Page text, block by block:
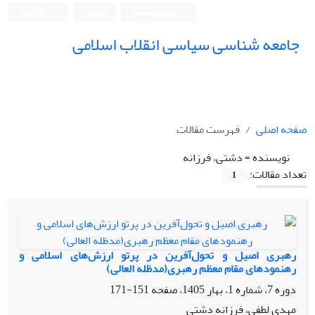
جامعه شناسی سیاسی انقلاب اسلامی
صفحه اصلی
فهرست مقالات
نویسنده =دشتی، فرزانه
تعداد مقالات:
1
رهبری اصیل و تحول‌آفرین در پرتو ارزش‌های اسلامی و
رهنمودهای مقام معظم رهبری(مدظله العالی)
دوره 7، شماره 1، بهار 1405، صفحه
151-171
مهدی لطفی، فرزانه دشتی